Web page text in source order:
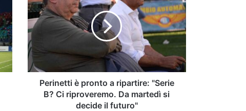
pronto
a
ripartire:
"Serie
B?
Ci
riproveremo.
martedì
Perinetti è pronto a ripartire: "Serie
B? Ci riproveremo. Da martedì si
decide il futuro"